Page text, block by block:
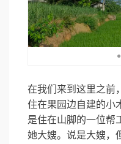
在我们来到这里之前
住在果园边自建的小
是住在山脚的一位帮
她大嫂。说是大嫂，